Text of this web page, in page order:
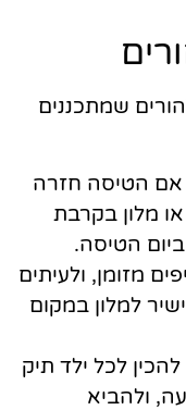
שמתכננים
אם הטיסה חזרה
מלון בקרבת
הטיסה.
מזומן, ולעיתים
למלון במקום
לכל ילד תיק
ולהביא